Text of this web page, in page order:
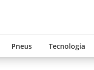
Pneus Tecnologia